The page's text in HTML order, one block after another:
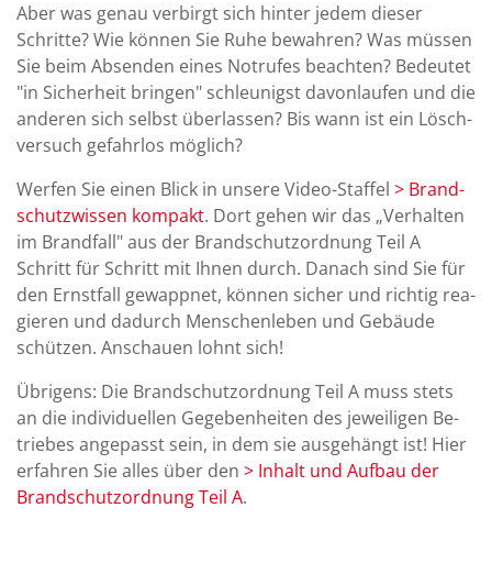
Aber was genau ver­birgt sich hinter jedem dieser
Schritte? Wie können Sie Ruhe be­wahren? Was müssen
Sie beim Ab­sen­den eines Not­rufes beachten? Be­deutet
"in Sicher­heit bringen" schleu­nigst davon­laufen und die
anderen sich selbst über­lassen? Bis wann ist ein Lösch­
versuch ge­fahrlos möglich?
Werfen Sie einen Blick in unsere Video-Staffel > Brand­
schutz­wissen kompakt. Dort gehen wir das „Ver­halten
im Brand­fall" aus der Brand­schutz­ordnung Teil A
Schritt für Schritt mit Ihnen durch. Da­nach sind Sie für
den Ernst­fall ge­wappnet, können sicher und richtig rea­
gieren und da­durch Menschen­leben und Ge­bäude
schützen. Anschauen lohnt sich!
Übrigens: Die Brand­schutz­ord­nung Teil A muss stets
an die indi­vi­du­ellen Ge­ge­ben­heiten des je­wei­ligen Be­
triebes an­ge­passt sein, in dem sie aus­ge­hängt ist! Hier
erfahren Sie alles über den > Inhalt und Aufbau der
Brand­schutz­ordnung Teil A.